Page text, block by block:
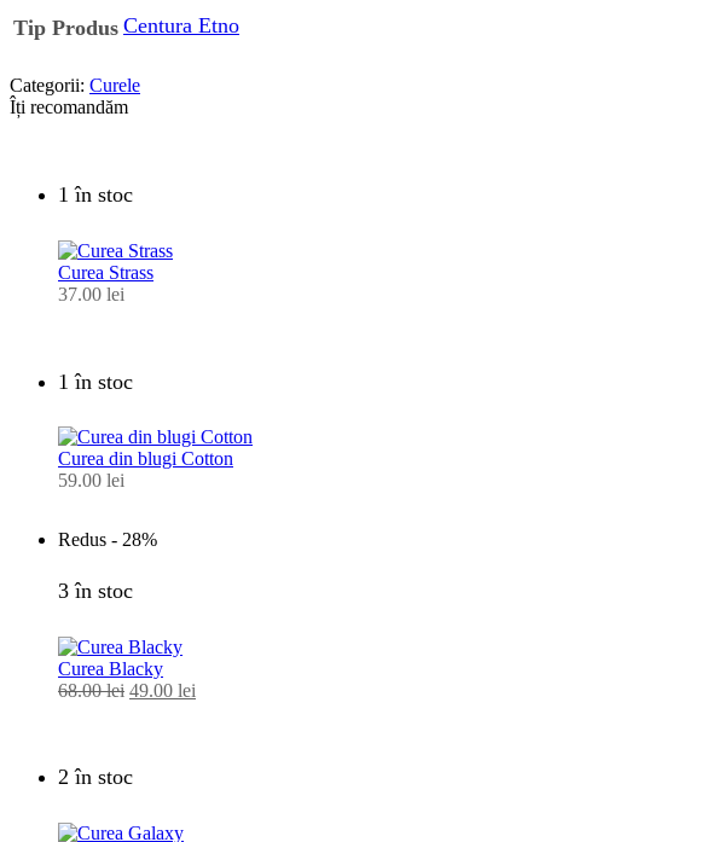
Tip Produs Centura Etno
Categorii: Curele
Îți recomandăm
1 în stoc
Curea Strass
37.00 lei
1 în stoc
Curea din blugi Cotton
59.00 lei
Redus - 28%
3 în stoc
Curea Blacky
68.00lei Prețul
68.00 lei.
49.00 lei
2 în stoc